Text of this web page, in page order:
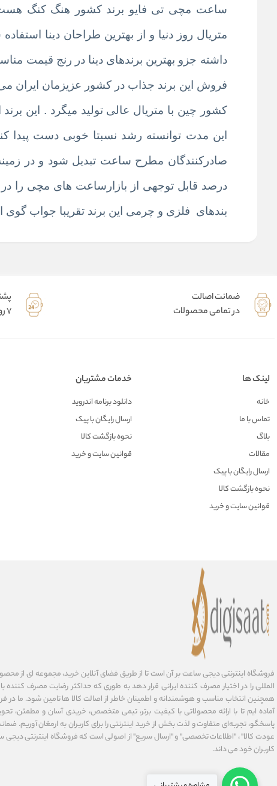
ساعت مچی تی فایو برند کشور هنگ کنگ هست
متریال روز دنیا و از بهترین طراحان دینا
داشته جزو بهترین برندهای دینا در رنج قیمت مناسب شده و در کل
فروش این برند جذاب در کشور عزیزمان ایران
این مدت توانسته رشد نسبتا خوبی دست پیدا
صادرکنندگان مطرح ساعت تبدیل شود و در
درصد قابل توجهی از بازارساعت های مچی را
بندهای فلزی و چرمی این برند تقریبا جواب گوی
ضمانت اصالت
در تمامی محصولات
7 روز هفته 9 تا 20
لینک ها
خانه
تماس با ما
بلاگ
مقالات
ارسال رایگان با پیک
نحوه بازگشت کالا
قوانین سایت و خرید
خدمات مشتریان
دانلود برنامه اندروید
ارسال رایگان با پیک
نحوه بازگشت کالا
قوانین سایت و خرید
فروشگاه اینترنتی دیجی ساعت بر آن است تا از طریق فضای آنلاین خرید، مجموعه‌ ای از
المللی را در اختیار مصرف کننده ایرانی قرار دهد به طوری که حداکثر رضایت مصرف کننده
همچنین انتخاب مناسب و هوشمندانه و اطمینان خاطر از اصالت کالا ها تامین شود. ما در
آماده ایم تا با ارائه محصولاتی با کیفیت برتر، تیمی متخصص، خریدی آسان و مطمئن،
پاسخگو، تجربه‌ای متفاوت و لذت بخش از خرید اینترنتی را برای کاربران به ارمغان آوریم.
عودت کالا" ، "اطلاعات تخصصی" و "ارسال سریع" از اصولی است که فروشگاه اینترنتی
کاربران خود می داند.